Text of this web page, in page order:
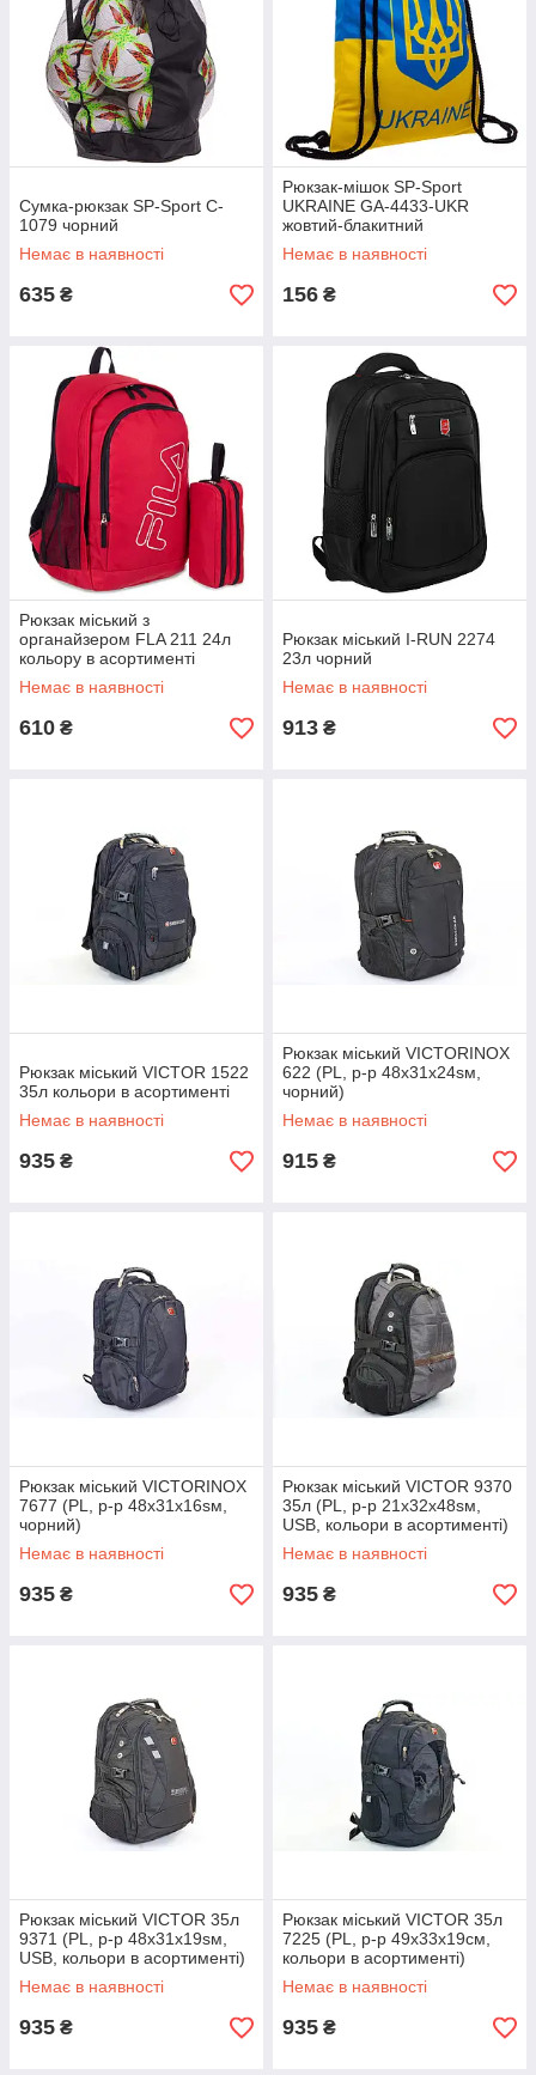
Сумка-рюкзак SP-Sport C-
1079 чорний
Немає в наявності
635 ₴
Рюкзак-мішок SP-Sport
UKRAINE GA-4433-UKR
жовтий-блакитний
Немає в наявності
156 ₴
Рюкзак міський з
органайзером FLA 211 24л
кольору в асортименті
Немає в наявності
610 ₴
Рюкзак міський I-RUN 2274
23л чорний
Немає в наявності
913 ₴
Рюкзак міський VICTOR 1522
35л кольори в асортименті
Немає в наявності
935 ₴
Рюкзак міський VICTORINOX
622 (PL, р-р 48x31x24sм,
чорний)
Немає в наявності
915 ₴
Рюкзак міський VICTORINOX
7677 (PL, р-р 48x31x16sм,
чорний)
Немає в наявності
935 ₴
Рюкзак міський VICTOR 9370
35л (PL, р-р 21x32x48sм,
USB, кольори в асортименті)
Немає в наявності
935 ₴
Рюкзак міський VICTOR 35л
9371 (PL, р-р 48x31x19sм,
USB, кольори в асортименті)
Немає в наявності
935 ₴
Рюкзак міський VICTOR 35л
7225 (PL, р-р 49x33x19см,
кольори в асортименті)
Немає в наявності
935 ₴